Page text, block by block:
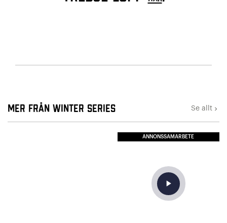
Mer från Winter Series Se allt keyboard_arrow_right
ANNONSSAMARBETE
play_arrow